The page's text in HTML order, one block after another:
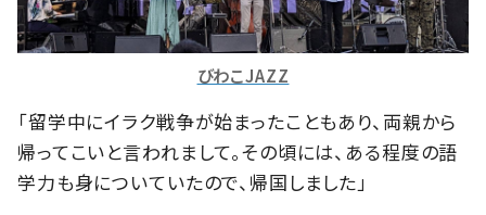
びわこJAZZ
「留学中にイラク戦争が始まったこともあり、両親から
帰ってこいと言われまして。その頃には、ある程度の語
学力も身についていたので、帰国しました」